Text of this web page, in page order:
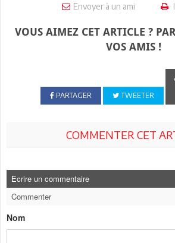
Envoyer à un ami
VOUS AIMEZ CET ARTICLE ?
VOS AMIS !
PARTAGER TWEETER
COMMENTER CET
Ecrire un commentaire
Commenter
Nom